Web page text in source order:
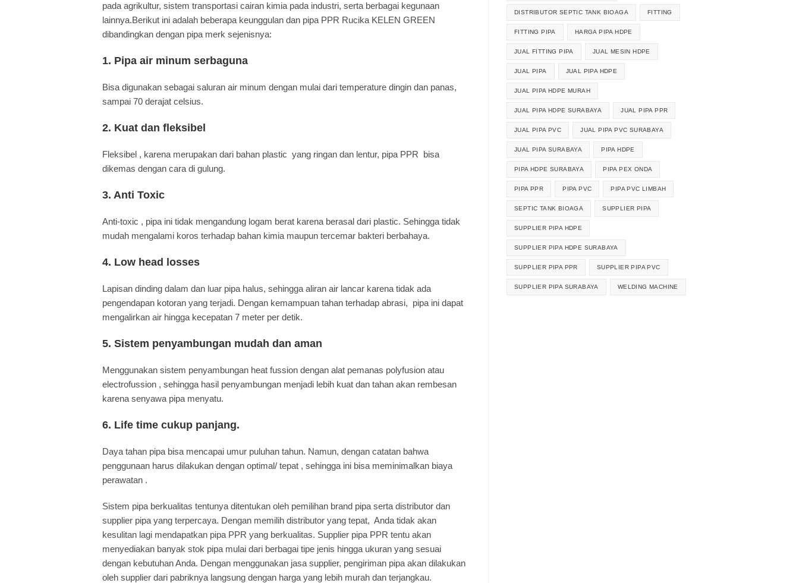
pada agrikultur, sistem transportasi cairan kimia pada industri, serta berbagai kegunaan
lainnya.Berikut ini adalah beberapa keunggulan dan pipa PPR Rucika KELEN GREEN
dibandingkan dengan pipa merk sejenisnya:
1. Pipa air minum serbaguna
Bisa digunakan sebagai saluran air minum dengan mulai dari temperature dingin dan panas,
sampai 70 derajat celsius.
2. Kuat dan fleksibel
Fleksibel , karena merupakan dari bahan plastic yang ringan dan lentur, pipa PPR bisa
dikemas dengan cara di gulung.
3. Anti Toxic
Anti-toxic , pipa ini tidak mengandung logam berat karena berasal dari plastic. Sehingga tidak
mudah mengalami koros terhadap bahan kimia maupun tercemar bakteri berbahaya.
4. Low head losses
Lapisan dinding dalam dan luar pipa halus, sehingga aliran air lancar karena tidak ada
pengendapan kotoran yang terjadi. Dengan kemampuan tahan terhadap abrasi, pipa ini dapat
mengalirkan air hingga kecepatan 7 meter per detik.
5. Sistem penyambungan mudah dan aman
Menggunakan sistem penyambungan heat fussion dengan alat pemanas polyfusion atau
electrofussion , sehingga hasil penyambungan menjadi lebih kuat dan tahan akan rembesan
karena senyawa pipa menyatu.
6. Life time cukup panjang.
Daya tahan pipa bisa mencapai umur puluhan tahun. Namun, dengan catatan bahwa
penggunaan harus dilakukan dengan optimal/ tepat , sehingga ini bisa meminimalkan biaya
perawatan .
Sistem pipa berkualitas tentunya ditentukan oleh pemilihan brand pipa serta distributor dan
supplier pipa yang terpercaya. Dengan memilih distributor yang tepat, Anda tidak akan
kesulitan lagi mendapatkan pipa PPR yang berkualitas. Supplier pipa PPR tentu akan
menyediakan banyak stok pipa mulai dari berbagai tipe jenis hingga ukuran yang sesuai
dengan kebutuhan Anda. Dengan menggunakan jasa supplier, pengiriman pipa akan dilakukan
oleh supplier dari pabriknya langsung dengan harga yang lebih murah dan terjangkau.
DISTRIBUTOR SEPTIC TANK BIOAGA FITTING
FITTING PIPA HARGA PIPA HDPE
JUAL FITTING PIPA JUAL MESIN HDPE
JUAL PIPA JUAL PIPA HDPE
JUAL PIPA HDPE MURAH
JUAL PIPA HDPE SURABAYA JUAL PIPA PPR
JUAL PIPA PVC JUAL PIPA PVC SURABAYA
JUAL PIPA SURABAYA PIPA HDPE
PIPA HDPE SURABAYA PIPA PEX ONDA
PIPA PPR PIPA PVC PIPA PVC LIMBAH
SEPTIC TANK BIOAGA SUPPLIER PIPA
SUPPLIER PIPA HDPE
SUPPLIER PIPA HDPE SURABAYA
SUPPLIER PIPA PPR SUPPLIER PIPA PVC
SUPPLIER PIPA SURABAYA WELDING MACHINE